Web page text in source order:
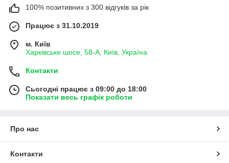
100% позитивних з 300 відгуків за рік
Працює з 31.10.2019
м. Київ
Харківське шосе, 58-А, Київ, Україна
Контакти
Сьогодні працює з 09:00 до 18:00
Показати весь графік роботи
Про нас
Контакти